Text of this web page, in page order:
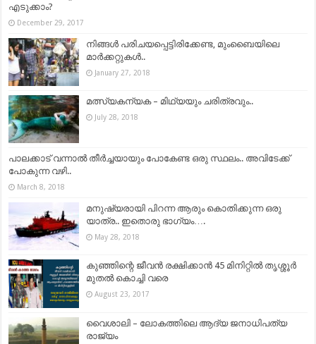
എടുക്കാം?
December 29, 2017
നിങ്ങള്‍ പരിചയപ്പെട്ടിരിക്കേണ്ട, മുംബൈയിലെ
മാര്‍ക്കറ്റുകള്‍..
January 27, 2018
മത്സ്യകന്യക – മിഥ്യയും ചരിത്രവും..
July 28, 2018
പാലക്കാട്‌ വന്നാല്‍ തീര്‍ച്ചയായും പോകേണ്ട ഒരു സ്ഥലം.. അവിടേക്ക്
പോകുന്ന വഴി..
March 8, 2018
മനുഷ്യരായി പിറന്ന ആരും കൊതിക്കുന്ന ഒരു
യാത്ര.. ഇതൊരു ഭാഗ്യം….
May 28, 2018
കുഞ്ഞിന്റെ ജീവൻ രക്ഷിക്കാൻ 45 മിനിറ്റിൽ തൃശ്ശൂർ
മുതൽ കൊച്ചി വരെ
August 23, 2017
വൈശാലി – ലോകത്തിലെ ആദ്യ ജനാധിപത്യ
രാജ്യം